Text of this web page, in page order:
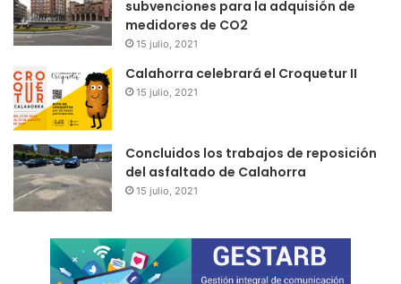
subvenciones para la adquisión de
medidores de CO2
15 julio, 2021
Calahorra celebrará el Croquetur II
15 julio, 2021
Concluidos los trabajos de reposición
del asfaltado de Calahorra
15 julio, 2021